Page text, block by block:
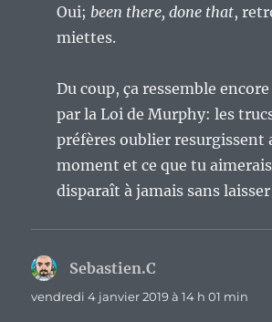
Oui; been there, done that,
miettes.
Du coup, ça ressemble
par la Loi de Murphy: les
préfères oublier resurgissent
moment et ce que tu
disparaît à jamais sans
Sebastien.C
vendredi 4 janvier 2019 à 14 h 01 min